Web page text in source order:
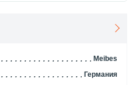
Meibes
Германия